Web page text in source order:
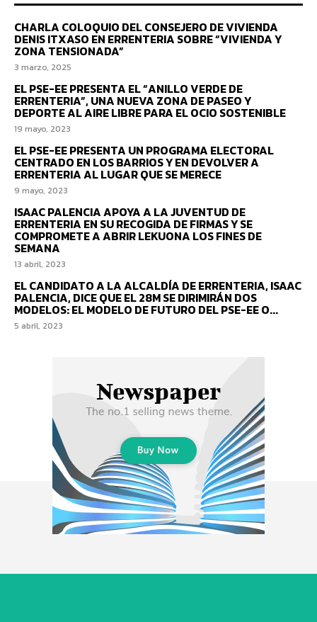
CHARLA COLOQUIO DEL CONSEJERO DE VIVIENDA
DENIS ITXASO EN ERRENTERIA SOBRE “VIVIENDA Y
ZONA TENSIONADA”
3 marzo, 2025
EL PSE-EE PRESENTA EL “ANILLO VERDE DE
ERRENTERIA”, UNA NUEVA ZONA DE PASEO Y
DEPORTE AL AIRE LIBRE PARA EL OCIO SOSTENIBLE
19 mayo, 2023
EL PSE-EE PRESENTA UN PROGRAMA ELECTORAL
CENTRADO EN LOS BARRIOS Y EN DEVOLVER A
ERRENTERIA AL LUGAR QUE SE MERECE
9 mayo, 2023
ISAAC PALENCIA APOYA A LA JUVENTUD DE
ERRENTERIA EN SU RECOGIDA DE FIRMAS Y SE
COMPROMETE A ABRIR LEKUONA LOS FINES DE
SEMANA
13 abril, 2023
EL CANDIDATO A LA ALCALDÍA DE ERRENTERIA, ISAAC
PALENCIA, DICE QUE EL 28M SE DIRIMIRÁN DOS
MODELOS: EL MODELO DE FUTURO DEL PSE-EE O...
5 abril, 2023